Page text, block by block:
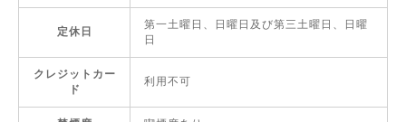
定休日
第一土曜日、日曜日及び第三土曜日、日曜
日
クレジットカー
ド
利用不可